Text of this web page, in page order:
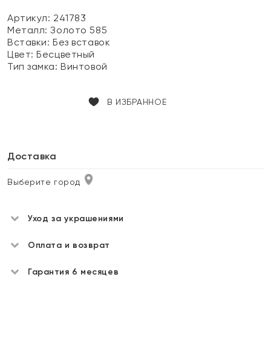
Артикул: 241783
Металл:Золото 585
Вставки:Без вставок
Цвет:Бесцветный
Тип замка:Винтовой
В ИЗБРАННОЕ
Доставка
Выберите город
Уход за украшениями
Оплата и возврат
Гарантия 6 месяцев